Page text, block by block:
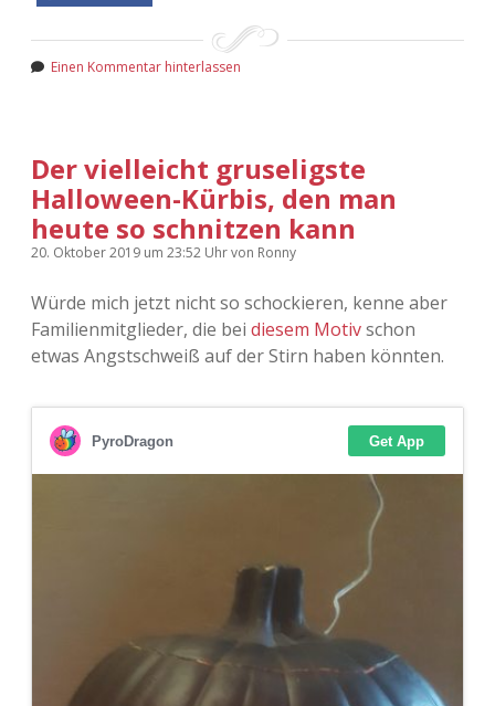
Einen Kommentar hinterlassen
Der vielleicht gruseligste
Halloween-Kürbis, den man
heute so schnitzen kann
20. Oktober 2019 um 23:52 Uhrvon Ronny
Würde mich jetzt nicht so schockieren, kenne aber
Familienmitglieder, die bei diesem Motivschon
etwas Angstschweiß auf der Stirn haben könnten.